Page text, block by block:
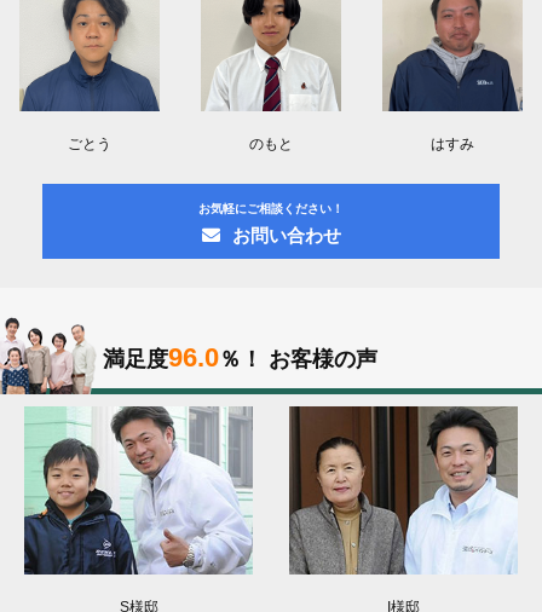
ごとう のもと はすみ
お気軽にご相談ください！
お問い合わせ
満足度96.0％！ お客様の声
S様邸 I様邸